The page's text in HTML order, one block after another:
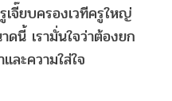
จี๊ยบครองเวทีครูใหญ่
ดนี้ เรามั่นใจว่าต้องยก
ละความใส่ใจ